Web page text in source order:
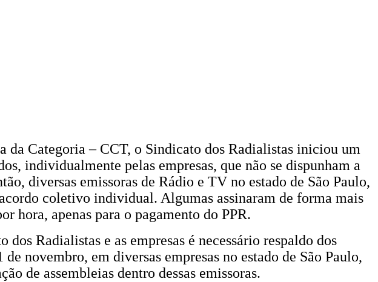
da Categoria – CCT, o Sindicato dos Radialistas iniciou um
individualmente pelas empresas, que não se dispunham a
diversas emissoras de Rádio e TV no estado de São Paulo,
coletivo individual. Algumas assinaram de forma mais
hora, apenas para o pagamento do PPR.
Radialistas e as empresas é necessário respaldo dos
novembro, em diversas empresas no estado de São Paulo,
de assembleias dentro dessas emissoras.